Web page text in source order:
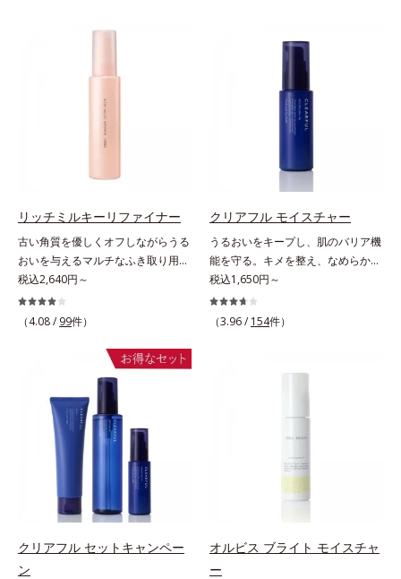
ア。うるおいのベールで守られた、
与え若々しい印象*3 首のうるおい
ケアとして*4 ナイアシンアミド
かさ印象が高く評価されたこと*3
2022年12月22日時点で、科学文献
データベースPubMed及びGoogle
scholarにより国内化粧品業界にお
いて該当文献がないことを確認（ポ
と保湿成分を新たに配合。これまで
の乾燥・テカリへのケアはそのまま
に、肌荒れ・ニキビ予防など“今”の
肌悩みに応え、“未来”を見据えて好
ローチする進化を遂げました。うる
アイテム同士をなじみやすくする
8アイテム分の機能を3ステップに集
約し、よりシンプルなお手入れで、
ハリ・ツヤのある好印象な清潔透明
肌(*1)へ導きます。*1 うるおいによ
る透明感のある肌*2 男性の顔画像
像に対して、頬全体に輝度分布がな
だらかな光（ツヤ）があると、爽や
かさ印象が高く評価されたこと*3
2022年12月22日時点で、科学文献
データベースPubMed及びGoogle
scholarにより国内化粧品業界にお
いて該当文献がないことを確認（ポ
ーラ化成研究所調べ）
リーズです。「うるおいの質」に着
目し、肌荒れを予防しながらうるお
ポーラ・オルビスグループ独自の肌
荒れ防止有効成分として、「DF-パ
ンテノール(*3)」を国内唯一(*4)、
アプローチして肌荒れを防ぎ、肌不
調にゆらがない肌を叶えます。そし
て、独自研究に基づいたアプローチ
(*5)」。肌のうるおいを引き出し・
高めて、ハリ感あふれる肌へと導き
ます。うるおいに満ちたゆらがない
肌をご体感いただくために設計され
た3ステップで、いつも力強く美し
れのこと*3 デクスパンテノール
W*4 2022年5月 Mintel社データベ
ース及び先行技術調査による当社調
べ*5 オトギリソウエキス配合＝肌
にうるおいを与え、うるおいに満ち
たハリツヤ肌へ導く保湿成分
リッチミルキーリファイナー
古い角質を優しくオフしながらうる
おいを与えるマルチなふき取り用美
容液。ごわつき、黄ぐすみなど、さ
まざまな年齢肌悩みに関わる角層の
糖化。角層が糖化する前に(*)やさし
いを届ける、欲張りな大人のための
角質ケアです。古くなった角層をオ
イル成分が優しくほぐしてからふき
取り、美容保湿成分のリッチメドウ
スイートとユズセラミドがうるおい
を届けると、くもりのないクリアな
肌に。さらにうるおいをキャッチし
て蓄える水性ヴェールを肌の上に形
成することで、次に使う化粧水のな
じみがアップします。週に2～3回、
洗顔後にまろやかな感触のミルクで
税込2,640円～
（4.08 / 99件）
クリアフル モイスチャー
うるおいをキープし、肌のバリア機
能を守る。キメを整え、なめらかな
肌にするニキビ対策保湿液。「ニキ
ビをくり返してしまう」「毛穴目立
ちが気になる」「マスク生活であご
本原因「肌のバリア機能の低下」
肌をいたわりながらうるおいを与
え、バリア機能を維持。ニキビがで
きにくい肌を目指します。さらにビ
の整肌成分(*1)から成る「ナノVCシ
税込1,650円～
（3.96 / 154件）
クリアフル セットキャンペー
ン
オルビス ブライト モイスチャ
ー